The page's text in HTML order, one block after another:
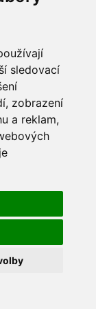
sledovací
zobrazení
a reklam,